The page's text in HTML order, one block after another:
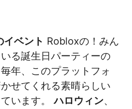
イベント Robloxの！みん
る誕生日パーティーの
年、このプラットフォ
せてくれる素晴らしい
ています。ハロウィン、